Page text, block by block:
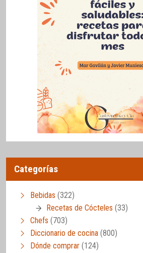
Categorías
Bebidas (322)
Recetas de Cócteles (33)
Chefs (703)
Diccionario de cocina (800)
Dónde comprar (124)